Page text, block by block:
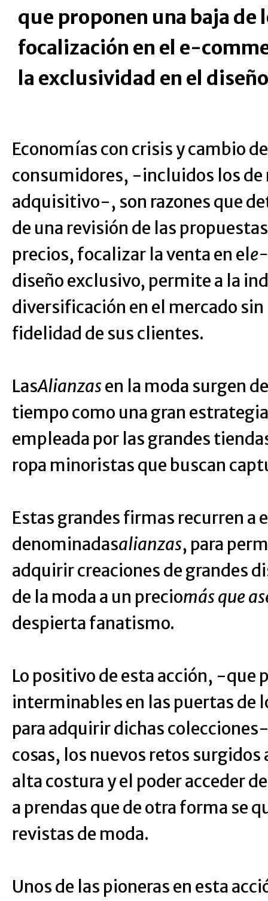
que proponen una baja de
focalización en el e-
la exclusividad en el
Economías con crisis y cambio
consumidores, -incluidos los de
adquisitivo-, son razones que
de una revisión de las
precios, focalizar la venta en el
diseño exclusivo, permite a la
diversificación en el mercado
fidelidad de sus clientes.
LasAlianzasen la moda surgen
tiempo como una gran
empleada por las grandes
ropa minoristas que buscan
Estas grandes firmas recurren a
denominadasalianzas, para
adquirir creaciones de grandes
de la moda a un preciomás que
despierta fanatismo.
Lo positivo de esta acción, -que
interminables en las puertas de
para adquirir dichas
cosas, los nuevos retos surgidos
alta costura y el poder acceder
a prendas que de otra forma se
revistas de moda.
Unos de las pioneras en esta